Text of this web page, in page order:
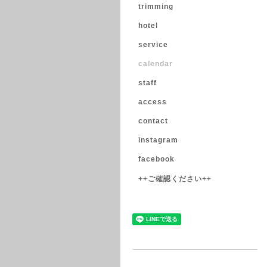
trimming
hotel
service
calendar
staff
access
contact
instagram
facebook
++ご確認ください++